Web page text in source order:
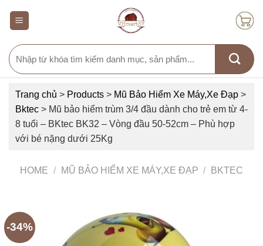
Search
for:
Trang chủ > Products > Mũ Bảo Hiểm Xe Máy,Xe Đạp >
Bktec > Mũ bảo hiểm trùm 3/4 đầu dành cho trẻ em từ 4-
8 tuổi – BKtec BK32 – Vòng đầu 50-52cm – Phù hợp
với bé nặng dưới 25Kg
HOME / MŨ BẢO HIỂM XE MÁY,XE ĐẠP / BKTEC
-34%